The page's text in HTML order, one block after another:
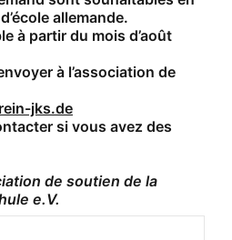
allemande.
à partir du mois d’août
à l’association de
jks.de
si vous avez des
de soutien de la
e.V.